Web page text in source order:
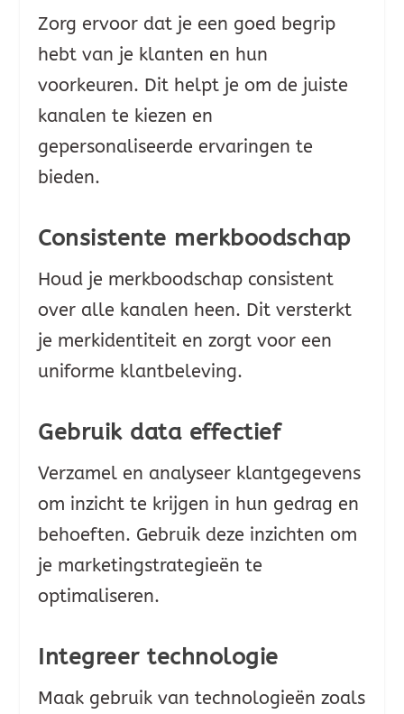
Zorg ervoor dat je een goed begrip
hebt van je klanten en hun
voorkeuren. Dit helpt je om de juiste
kanalen te kiezen en
gepersonaliseerde ervaringen te
bieden.
Consistente merkboodschap
Houd je merkboodschap consistent
over alle kanalen heen. Dit versterkt
je merkidentiteit en zorgt voor een
uniforme klantbeleving.
Gebruik data effectief
Verzamel en analyseer klantgegevens
om inzicht te krijgen in hun gedrag en
behoeften. Gebruik deze inzichten om
je marketingstrategieën te
optimaliseren.
Integreer technologie
Maak gebruik van technologieën zoals